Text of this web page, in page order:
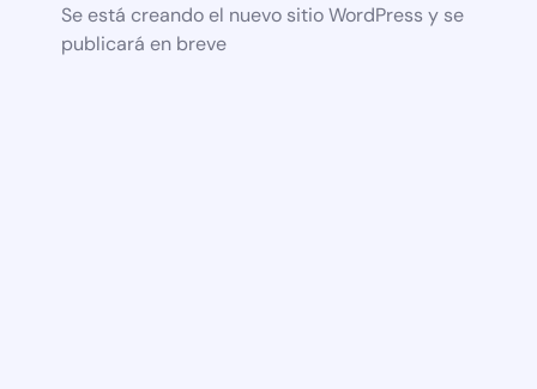
Se está creando el nuevo sitio WordPress y se
publicará en breve